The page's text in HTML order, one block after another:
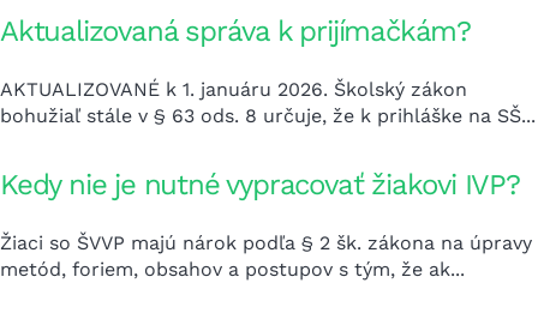
Aktualizovaná správa k prijímačkám?
AKTUALIZOVANÉ k 1. januáru 2026. Školský zákon
bohužiaľ stále v § 63 ods. 8 určuje, že k prihláške na SŠ...
Kedy nie je nutné vypracovať žiakovi IVP?
Žiaci so ŠVVP majú nárok podľa § 2 šk. zákona na úpravy
metód, foriem, obsahov a postupov s tým, že ak...